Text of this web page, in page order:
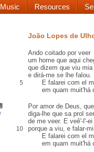
Music Resources
João Lopes de
Ando coitado por veer
um home que aqui
que dizem que viu mia
e dirá-me se lhe falou.
5
E falarei com el
em quam muit'há
Por amor de Deus,
diga-lhe que sa prol
de me veer. E veê'-l'-ei
10
porque a viu, e falar-
E falarei com el
em quam muit'há